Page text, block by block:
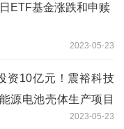
ETF基金涨跌和申赎
2023-05-23
资10亿元！震裕科技
源电池壳体生产项目
2023-05-23